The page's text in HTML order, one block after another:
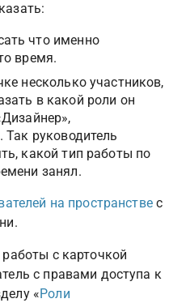
что именно
время.
несколько участников,
в какой роли он
Так руководитель
какой тип работы по
занял.
на пространстве с
с карточкой
с правами доступа к
«Роли